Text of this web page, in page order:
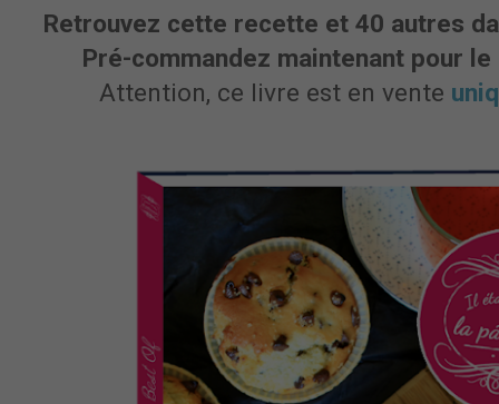
Retrouvez cette recette et 40 autres
Pré-commandez maintenant pour
Attention, ce livre est en vente